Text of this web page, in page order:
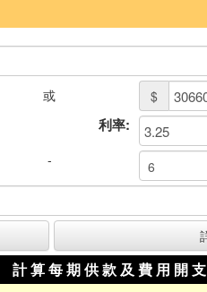
或 $
利率:
-
計 算 每 期 供 款 及 費 用 開 支